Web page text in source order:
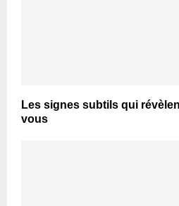
Les signes subtils qui
vous